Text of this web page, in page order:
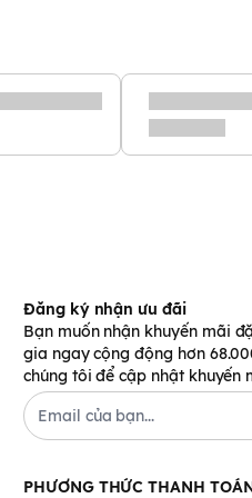
Đăng ký nhận ưu đãi
Bạn muốn nhận khuyến mãi
gia ngay cộng động hơn
chúng tôi để cập nhật khuyến
PHƯƠNG THỨC THANH